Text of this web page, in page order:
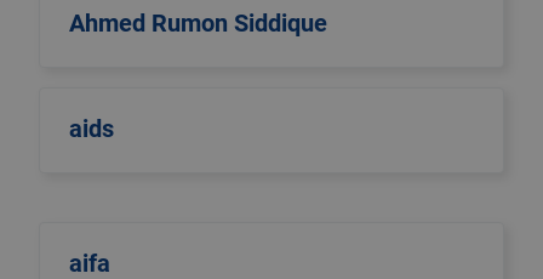
Ahmed Rumon Siddique
aids
aifa